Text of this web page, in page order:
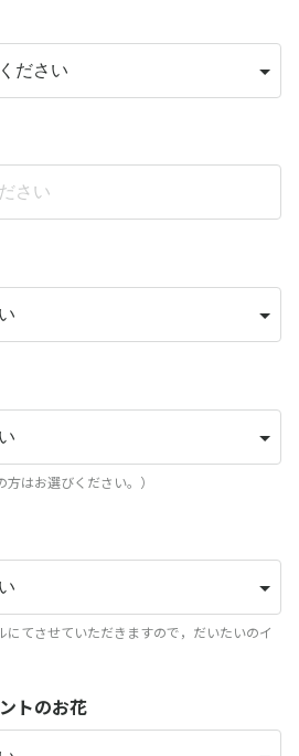
方はお選びください。）
てさせていただきますので，だいたいのイ
トのお花